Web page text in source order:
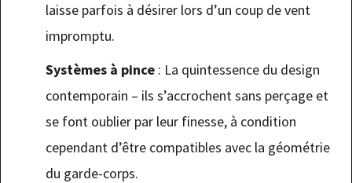
laisse parfois à désirer lors d’un coup de vent
impromptu.
Systèmes à pince: La quintessence du design
contemporain – ils s’accrochent sans perçage et
se font oublier par leur finesse, à condition
cependant d’être compatibles avec la géométrie
du garde-corps.